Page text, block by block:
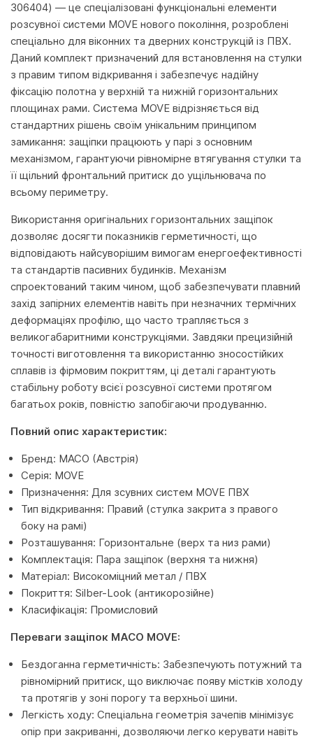
306404) — це спеціалізовані функціональні елементи
розсувної системи MOVE нового покоління, розроблені
спеціально для віконних та дверних конструкцій із ПВХ.
Даний комплект призначений для встановлення на стулки
з правим типом відкривання і забезпечує надійну
фіксацію полотна у верхній та нижній горизонтальних
площинах рами. Система MOVE відрізняється від
стандартних рішень своїм унікальним принципом
замикання: защіпки працюють у парі з основним
механізмом, гарантуючи рівномірне втягування стулки та
її щільний фронтальний притиск до ущільнювача по
всьому периметру.
Використання оригінальних горизонтальних защіпок
дозволяє досягти показників герметичності, що
відповідають найсуворішим вимогам енергоефективності
та стандартів пасивних будинків. Механізм
спроектований таким чином, щоб забезпечувати плавний
захід запірних елементів навіть при незначних термічних
деформаціях профілю, що часто трапляється з
великогабаритними конструкціями. Завдяки прецизійній
точності виготовлення та використанню зносостійких
сплавів із фірмовим покриттям, ці деталі гарантують
стабільну роботу всієї розсувної системи протягом
багатьох років, повністю запобігаючи продуванню.
Повний опис характеристик:
Бренд: MACO (Австрія)
Серія: MOVE
Призначення: Для зсувних систем MOVE ПВХ
Тип відкривання: Правий (стулка закрита з правого
боку на рамі)
Розташування: Горизонтальне (верх та низ рами)
Комплектація: Пара защіпок (верхня та нижня)
Матеріал: Високоміцний метал / ПВХ
Покриття: Silber-Look (антикорозійне)
Класифікація: Промисловий
Переваги защіпок MACO MOVE:
Бездоганна герметичність: Забезпечують потужний та
рівномірний притиск, що виключає появу містків холоду
та протягів у зоні порогу та верхньої шини.
Легкість ходу: Спеціальна геометрія зачепів мінімізує
опір при закриванні, дозволяючи легко керувати навіть